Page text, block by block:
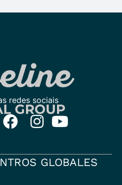
GLOBALES